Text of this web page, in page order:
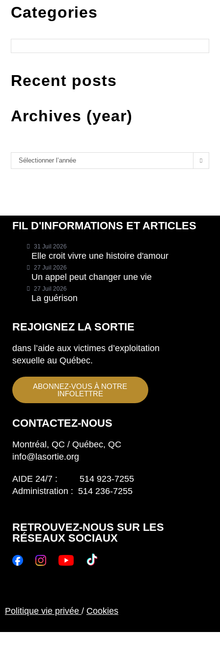
Categories
Recent posts
Archives (year)
Sélectionner l’année
FIL D'INFORMATIONS ET ARTICLES
31 Juil 2026
Elle croit vivre une histoire d'amour
27 Juil 2026
Un appel peut changer une vie
27 Juil 2026
La guérison
REJOIGNEZ LA SORTIE
dans l’aide aux victimes d’exploitation
sexuelle au Québec.
ABONNEZ-VOUS À NOTRE
INFOLETTRE
CONTACTEZ-NOUS
Montréal, QC / Québec, QC
info@lasortie.org
AIDE 24/7 : 514 923-7255
Administration : 514 236-7255
RETROUVEZ-NOUS SUR LES
RÉSEAUX SOCIAUX
Politique vie privée / Cookies